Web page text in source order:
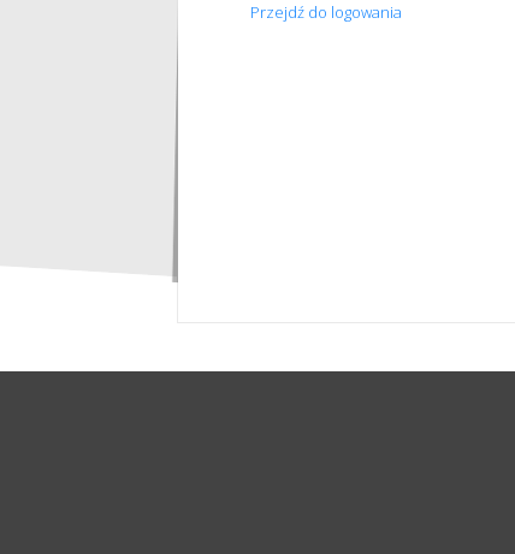
Przejdź do logowania